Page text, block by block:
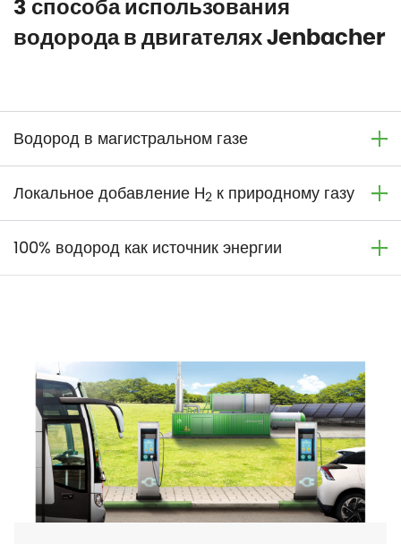
3 способа использования
водорода в двигателях Jenbacher
Водород в магистральном газе
Локальное добавление H2 к природному газу
100% водород как источник энергии